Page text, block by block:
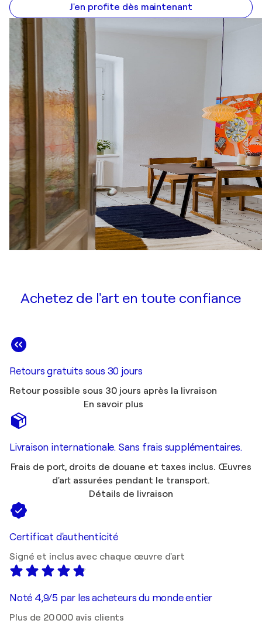
J'en profite dès maintenant
Achetez de l'art en toute confiance
Retours gratuits sous 30 jours
Retour possible sous 30 jours après la livraison
En savoir plus
Livraison internationale. Sans frais supplémentaires.
Frais de port, droits de douane et taxes inclus. Œuvres
d'art assurées pendant le transport.
Détails de livraison
Certificat d'authenticité
Signé et inclus avec chaque œuvre d'art
Noté 4,9/5 par les acheteurs du monde entier
Plus de 20 000 avis clients